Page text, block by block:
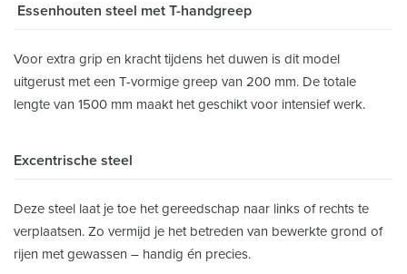
Essenhouten steel met T-handgreep
Voor extra grip en kracht tijdens het duwen is dit model
uitgerust met een T-vormige greep van 200 mm. De totale
lengte van 1500 mm maakt het geschikt voor intensief werk.
Excentrische steel
Deze steel laat je toe het gereedschap naar links of rechts te
verplaatsen. Zo vermijd je het betreden van bewerkte grond of
rijen met gewassen – handig én precies.